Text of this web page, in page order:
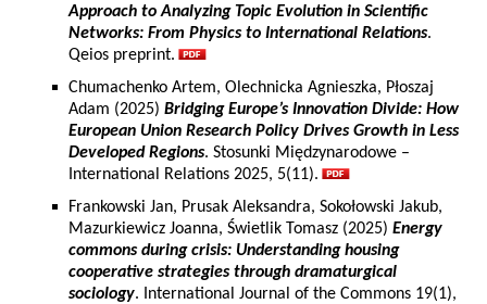
Approach to Analyzing Topic Evolution in Scientific
Networks: From Physics to International Relations.
Qeios preprint.
Chumachenko Artem, Olechnicka Agnieszka, Płoszaj
Adam (2025) Bridging Europe’s Innovation Divide: How
European Union Research Policy Drives Growth in Less
Developed Regions. Stosunki Międzynarodowe –
International Relations 2025, 5(11).
Frankowski Jan, Prusak Aleksandra, Sokołowski Jakub,
Mazurkiewicz Joanna, Świetlik Tomasz (2025) Energy
commons during crisis: Understanding housing
cooperative strategies through dramaturgical
sociology. International Journal of the Commons 19(1),